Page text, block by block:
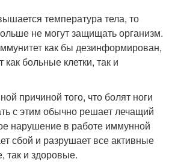
температура тела, то
не могут защищать организм.
как бы дезинформирован,
больные клетки, так и
причиной того, что болят ноги
с этим обычно решает лечащий
нарушение в работе иммунной
сбой и разрушает все активные
так и здоровые.